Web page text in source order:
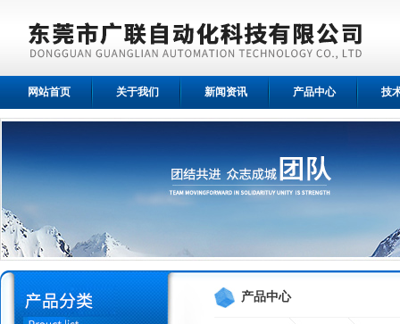
网站首页 关于我们 新闻资讯 产品中心 技
产品中心